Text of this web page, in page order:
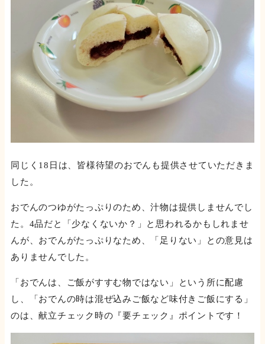
同じく18日は、皆様待望のおでんも提供させていただきま
した。
おでんのつゆがたっぷりのため、汁物は提供しませんでし
た。4品だと「少なくないか？」と思われるかもしれませ
んが、おでんがたっぷりなため、「足りない」との意見は
ありませんでした。
「おでんは、ご飯がすすむ物ではない」という所に配慮
し、「おでんの時は混ぜ込みご飯など味付きご飯にする」
のは、献立チェック時の『要チェック』ポイントです！